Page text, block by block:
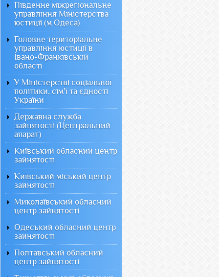
Південне міжрегіональне
управління Міністерства
юстиції (м.Одеса)
Головне територіальне
управління юстиції в
Івано-Франківській
області
У Міністерстві соціальної
політики, сім'ї та єдності
України
Державна служба
зайнятості (Центральний
апарат)
Київський обласний центр
зайнятості
Київський міський центр
зайнятості
Миколаївський обласний
центр зайнятості
Одеський обласний центр
зайнятості
Полтавський обласний
центр зайнятості